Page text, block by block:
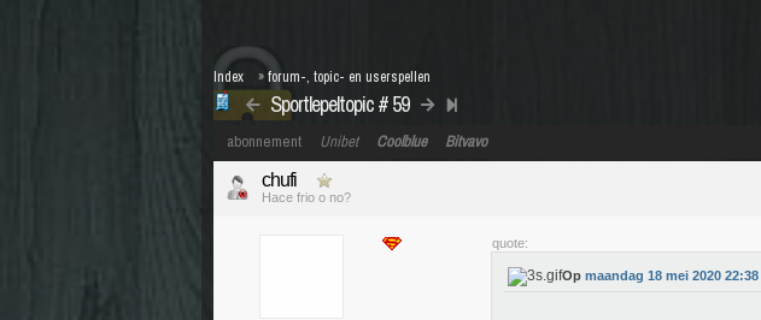
Sportlepeltopic # 59
Index »forum-, topic- en userspellen
abonnement Unibet Coolblue Bitvavo
chufi
Hace frio o no?
quote:
Op maandag 18 mei 2020 22:38